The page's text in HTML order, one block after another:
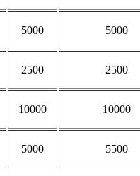
5000 5000
2500 2500
10000 10000
5000 5500